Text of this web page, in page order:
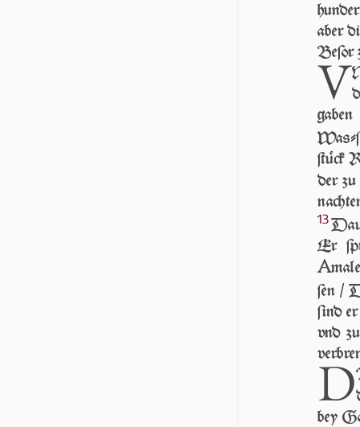
aber
Beſor
V
ſtück
der
13
Er
A
ſen /
ſind
vnd
D
bey